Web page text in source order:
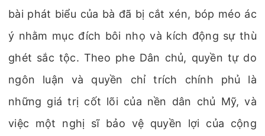
bài phát biểu của bà đã bị cắt xén, bóp méo ác
ý nhằm mục đích bôi nhọ và kích động sự thù
ghét sắc tộc. Theo phe Dân chủ, quyền tự do
ngôn luận và quyền chỉ trích chính phủ là
những giá trị cốt lõi của nền dân chủ Mỹ, và
việc một nghị sĩ bảo vệ quyền lợi của cộng